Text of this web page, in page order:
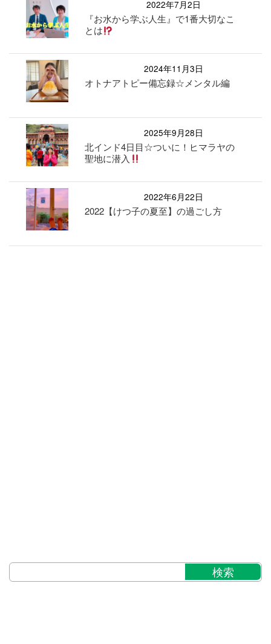
2022年7月2日
『お水から学ぶ人生』で1番大切なこ
とは
2024年11月3日
オトナアトピー備忘録☆メンタル編
2025年9月28日
北インド4日目☆ついに！ヒマラヤの
聖地に潜入
2022年6月22日
2022【けつ子の夏至】の過ごし方